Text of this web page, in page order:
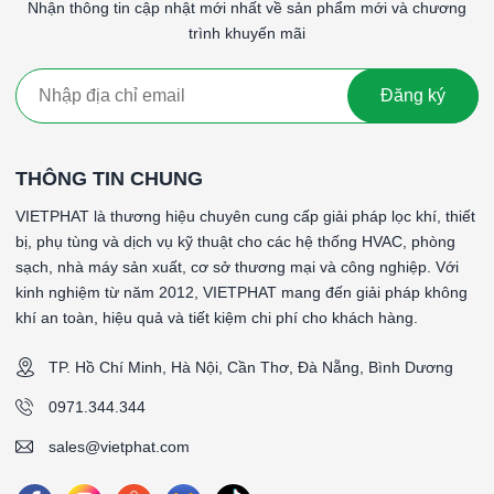
Để đượcbáo giá lọc tinh F8 khung nhôm chịu nhiệt
, tư vấn giải pháp lọc phù hợp hoặc đặt hàng
📞Hotline/Zalo: 0971 344 344
📧Email: sales@vietphat.com
👉Công ty Cổ phần Kỹ Thuật Việt Phát
lọc tinh F7–F9, lọc chịu nhiệt và giải pháp xử lý không khí
uy tín tại Việt Nam.
####
*Tên sản phẩm: FineCel I NH - Lọc tinh không có gờ - dạng lá
*Cấp độ lọc: F8 (90-95%)
*Vật liệu lọc: Sợi thủy tinh
Nhận thông tin cập nhật mới nhất về sản phẩm mới và chương
trình khuyến mãi
Đăng ký
THÔNG TIN CHUNG
VIETPHAT là thương hiệu chuyên cung cấp giải pháp lọc khí, thiết
bị, phụ tùng và dịch vụ kỹ thuật cho các hệ thống HVAC, phòng
sạch, nhà máy sản xuất, cơ sở thương mại và công nghiệp. Với
kinh nghiệm từ năm 2012, VIETPHAT mang đến giải pháp không
khí an toàn, hiệu quả và tiết kiệm chi phí cho khách hàng.
TP. Hồ Chí Minh, Hà Nội, Cần Thơ, Đà Nẵng, Bình Dương
0971.344.344
sales@vietphat.com